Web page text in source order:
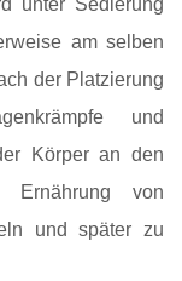
unter Sedierung
am selben
der Platzierung
und
Körper an den
Ernährung von
und später zu